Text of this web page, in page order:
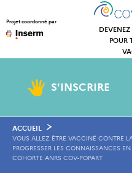
Projet coordonné par
POUR
S'INSCRIRE
ACCUEIL
VOUS ALLEZ ÊTRE VACCINÉ CONTRE
PROGRESSER LES CONNAISSANCES
COHORTE ANRS COV-POPART